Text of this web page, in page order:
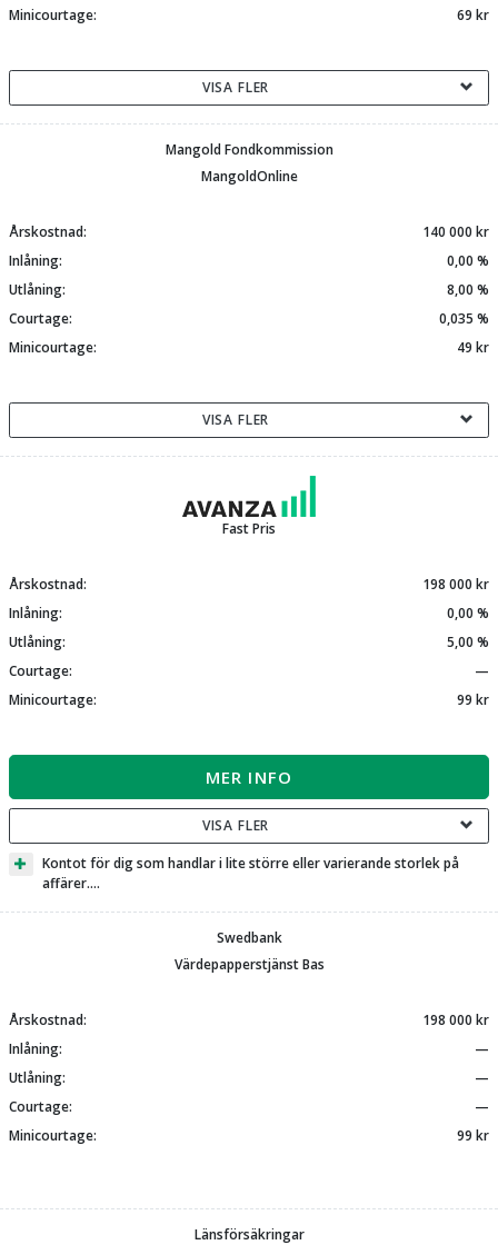
Minicourtage:
69 kr
VISA FLER
Mangold Fondkommission
MangoldOnline
Årskostnad:
140 000 kr
Inlåning:
0,00 %
Utlåning:
8,00 %
Courtage:
0,035 %
Minicourtage:
49 kr
VISA FLER
Fast Pris
Årskostnad:
198 000 kr
Inlåning:
0,00 %
Utlåning:
5,00 %
Courtage:
—
Minicourtage:
99 kr
MER INFO
VISA FLER
Kontot för dig som handlar i lite större eller varierande storlek på
affärer....
Swedbank
Värdepapperstjänst Bas
Årskostnad:
198 000 kr
Inlåning:
—
Utlåning:
—
Courtage:
—
Minicourtage:
99 kr
Länsförsäkringar